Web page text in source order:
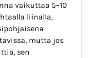
vaikuttaa 5–10
liinalla,
mutta jos
sen